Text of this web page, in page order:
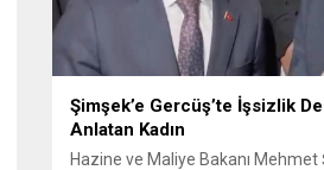
eleştirdi. Tartışma...
Şimşek’e Gercüş’te İşsizlik
Anlatan Kadın
Hazine ve Maliye Bakanı Mehmet